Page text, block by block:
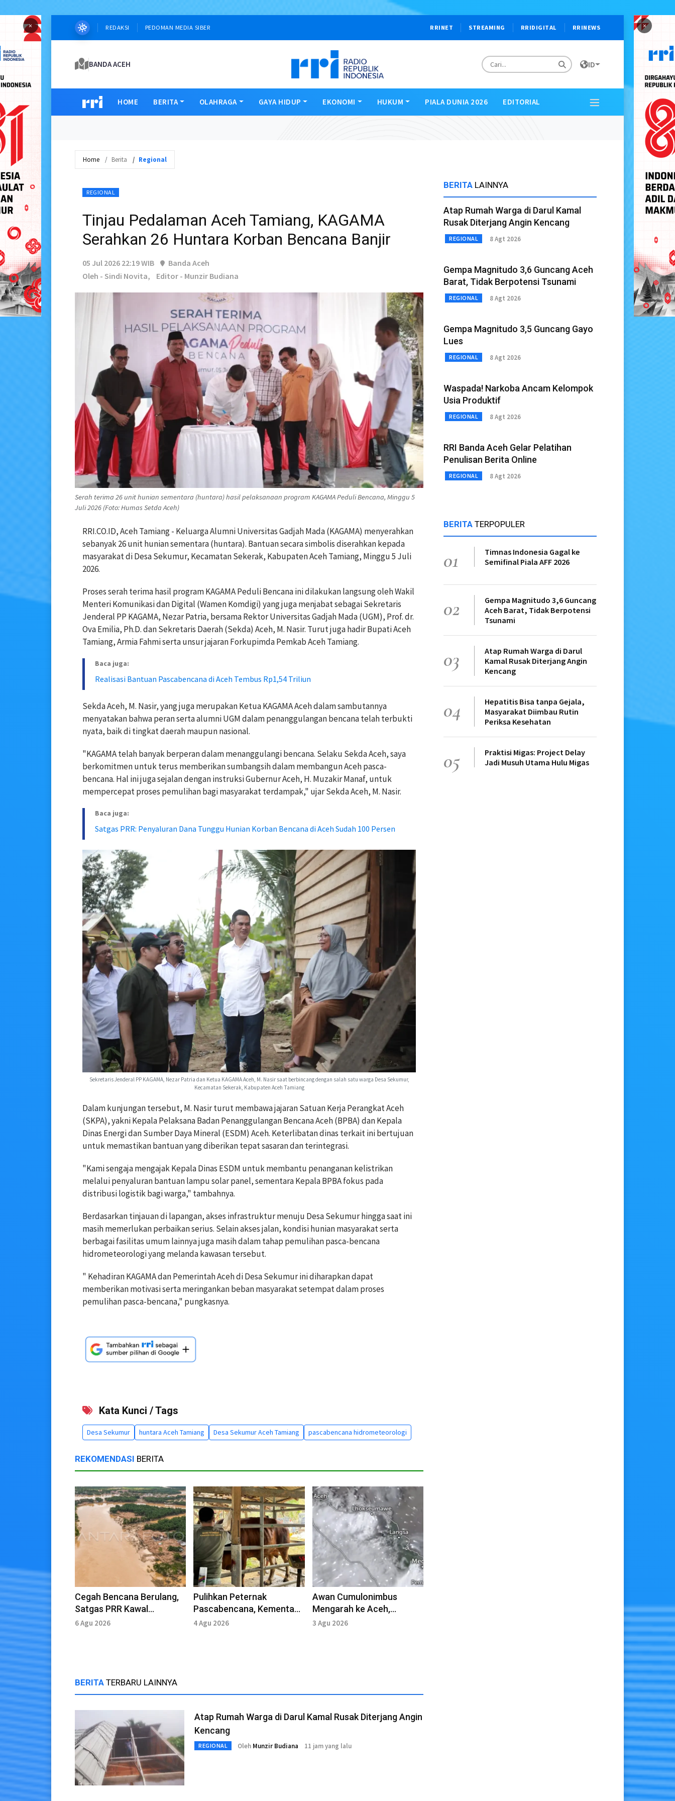
× ×
REDAKSI PEDOMAN MEDIA SIBER RRINET STREAMING RRIDIGITAL RRINEWS
BANDA ACEH ID
HOME BERITA OLAHRAGA GAYA HIDUP EKONOMI HUKUM PIALA DUNIA 2026 EDITORIAL
Home Berita Regional
REGIONAL
Tinjau Pedalaman Aceh Tamiang, KAGAMA
Serahkan 26 Huntara Korban Bencana Banjir
05 Jul 2026 22:19 WIB
Banda Aceh
Oleh - Sindi Novita,
Editor - Munzir Budiana
Serah terima 26 unit hunian sementara (huntara) hasil pelaksanaan program KAGAMA Peduli Bencana, Minggu 5
Juli 2026 (Foto: Humas Setda Aceh)
RRI.CO.ID, Aceh Tamiang - Keluarga Alumni Universitas Gadjah Mada (KAGAMA) menyerahkan
sebanyak 26 unit hunian sementara (huntara). Bantuan secara simbolis diserahkan kepada
masyarakat di Desa Sekumur, Kecamatan Sekerak, Kabupaten Aceh Tamiang, Minggu 5 Juli
2026.
Proses serah terima hasil program KAGAMA Peduli Bencana ini dilakukan langsung oleh Wakil
Menteri Komunikasi dan Digital (Wamen Komdigi) yang juga menjabat sebagai Sekretaris
Jenderal PP KAGAMA, Nezar Patria, bersama Rektor Universitas Gadjah Mada (UGM), Prof. dr.
Ova Emilia, Ph.D. dan Sekretaris Daerah (Sekda) Aceh, M. Nasir. Turut juga hadir Bupati Aceh
Tamiang, Armia Fahmi serta unsur jajaran Forkupimda Pemkab Aceh Tamiang.
Baca juga:
Realisasi Bantuan Pascabencana di Aceh Tembus Rp1,54 Triliun
Sekda Aceh, M. Nasir, yang juga merupakan Ketua KAGAMA Aceh dalam sambutannya
menyatakan bahwa peran serta alumni UGM dalam penanggulangan bencana telah terbukti
nyata, baik di tingkat daerah maupun nasional.
"KAGAMA telah banyak berperan dalam menanggulangi bencana. Selaku Sekda Aceh, saya
berkomitmen untuk terus memberikan sumbangsih dalam membangun Aceh pasca-
bencana. Hal ini juga sejalan dengan instruksi Gubernur Aceh, H. Muzakir Manaf, untuk
mempercepat proses pemulihan bagi masyarakat terdampak," ujar Sekda Aceh, M. Nasir.
Baca juga:
Satgas PRR: Penyaluran Dana Tunggu Hunian Korban Bencana di Aceh Sudah 100 Persen
Sekretaris Jenderal PP KAGAMA, Nezar Patria dan Ketua KAGAMA Aceh, M. Nasir saat berbincang dengan salah satu warga Desa Sekumur,
Kecamatan Sekerak, Kabupaten Aceh Tamiang
Dalam kunjungan tersebut, M. Nasir turut membawa jajaran Satuan Kerja Perangkat Aceh
(SKPA), yakni Kepala Pelaksana Badan Penanggulangan Bencana Aceh (BPBA) dan Kepala
Dinas Energi dan Sumber Daya Mineral (ESDM) Aceh. Keterlibatan dinas terkait ini bertujuan
untuk memastikan bantuan yang diberikan tepat sasaran dan terintegrasi.
"Kami sengaja mengajak Kepala Dinas ESDM untuk membantu penanganan kelistrikan
melalui penyaluran bantuan lampu solar panel, sementara Kepala BPBA fokus pada
distribusi logistik bagi warga," tambahnya.
Berdasarkan tinjauan di lapangan, akses infrastruktur menuju Desa Sekumur hingga saat ini
masih memerlukan perbaikan serius. Selain akses jalan, kondisi hunian masyarakat serta
berbagai fasilitas umum lainnya juga masih dalam tahap pemulihan pasca-bencana
hidrometeorologi yang melanda kawasan tersebut.
" Kehadiran KAGAMA dan Pemerintah Aceh di Desa Sekumur ini diharapkan dapat
memberikan motivasi serta meringankan beban masyarakat setempat dalam proses
pemulihan pasca-bencana," pungkasnya.
Kata Kunci / Tags
Desa Sekumur huntara Aceh Tamiang Desa Sekumur Aceh Tamiang pascabencana hidrometeorologi
REKOMENDASI BERITA
Cegah Bencana Berulang,
Satgas PRR Kawal
Normalisasi Sungai
6 Agu 2026
Pulihkan Peternak
Pascabencana, Kementan
Salurkan Bantuan Pakan 33
4 Agu 2026
Awan Cumulonimbus
Mengarah ke Aceh,
Waspada Hujan dan Angin
3 Agu 2026
BERITA TERBARU LAINNYA
Atap Rumah Warga di Darul Kamal Rusak Diterjang Angin
Kencang
REGIONAL Oleh Munzir Budiana 11 jam yang lalu
BERITA LAINNYA
Atap Rumah Warga di Darul Kamal
Rusak Diterjang Angin Kencang
REGIONAL 8 Agt 2026
Gempa Magnitudo 3,6 Guncang Aceh
Barat, Tidak Berpotensi Tsunami
REGIONAL 8 Agt 2026
Gempa Magnitudo 3,5 Guncang Gayo
Lues
REGIONAL 8 Agt 2026
Waspada! Narkoba Ancam Kelompok
Usia Produktif
REGIONAL 8 Agt 2026
RRI Banda Aceh Gelar Pelatihan
Penulisan Berita Online
REGIONAL 8 Agt 2026
BERITA TERPOPULER
01
Timnas Indonesia Gagal ke
Semifinal Piala AFF 2026
02
Gempa Magnitudo 3,6 Guncang
Aceh Barat, Tidak Berpotensi
Tsunami
03
Atap Rumah Warga di Darul
Kamal Rusak Diterjang Angin
Kencang
04
Hepatitis Bisa tanpa Gejala,
Masyarakat Diimbau Rutin
Periksa Kesehatan
05
Praktisi Migas: Project Delay
Jadi Musuh Utama Hulu Migas